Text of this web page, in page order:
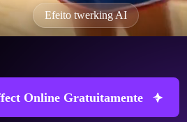
Efeito twerking AI
Online Gratuitamente